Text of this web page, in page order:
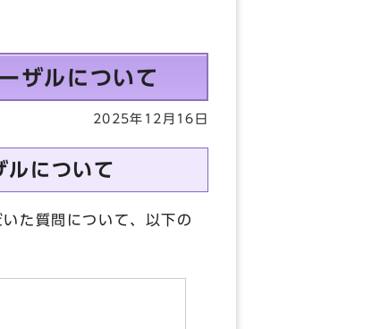
ザルについて
2025年12月16日
ルについて
た質問について、以下の